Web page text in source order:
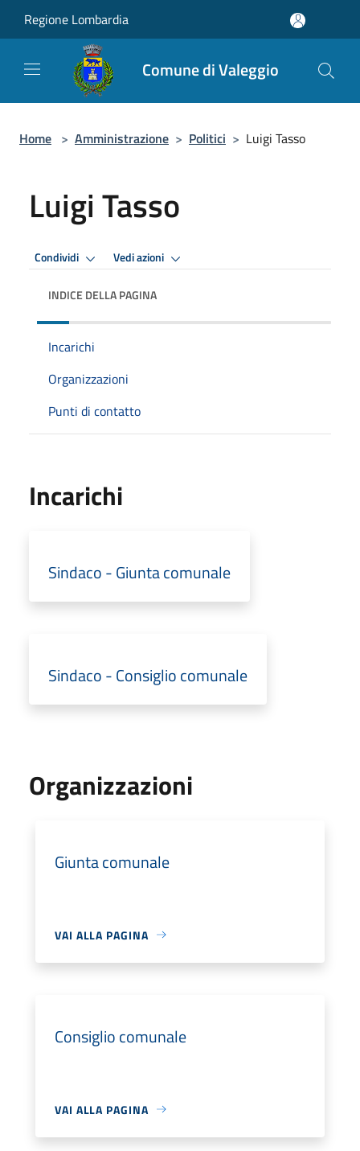
Regione Lombardia
Comune di Valeggio
Home > Amministrazione > Politici > Luigi Tasso
Luigi Tasso
Condividi Vedi azioni
INDICE DELLA PAGINA
Incarichi
Organizzazioni
Punti di contatto
Incarichi
Sindaco - Giunta comunale
Sindaco - Consiglio comunale
Organizzazioni
Giunta comunale
VAI ALLA PAGINA
Consiglio comunale
VAI ALLA PAGINA